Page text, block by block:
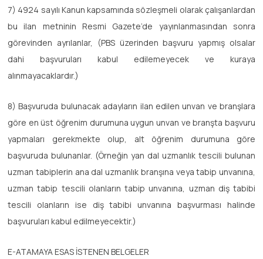
7) 4924 sayılı Kanun kapsamında sözleşmeli olarak çalışanlardan
bu ilan metninin Resmi Gazete’de yayınlanmasından sonra
görevinden ayrılanlar, (PBS üzerinden başvuru yapmış olsalar
dahi başvuruları kabul edilemeyecek ve kuraya
alınmayacaklardır.)
8) Başvuruda bulunacak adayların ilan edilen unvan ve branşlara
göre en üst öğrenim durumuna uygun unvan ve branşta başvuru
yapmaları gerekmekte olup, alt öğrenim durumuna göre
başvuruda bulunanlar. (Örneğin yan dal uzmanlık tescili bulunan
uzman tabiplerin ana dal uzmanlık branşına veya tabip unvanına,
uzman tabip tescili olanların tabip unvanına, uzman diş tabibi
tescili olanların ise diş tabibi unvanına başvurması halinde
başvuruları kabul edilmeyecektir.)
E-ATAMAYA ESAS İSTENEN BELGELER